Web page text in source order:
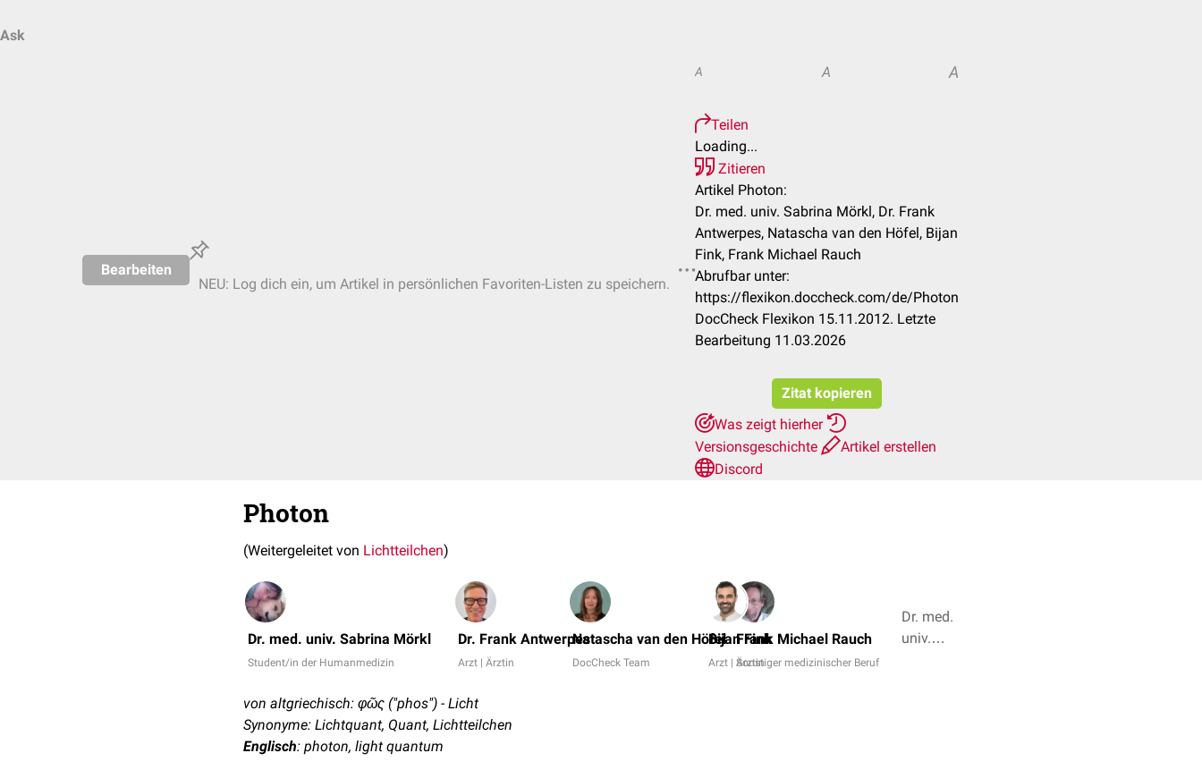
Ask
Bearbeiten
NEU: Log dich ein, um Artikel in persönlichen Favoriten-Listen zu speichern.
A A A
Teilen
Loading...
Zitieren
Artikel Photon:
Dr. med. univ. Sabrina Mörkl, Dr. Frank
Antwerpes, Natascha van den Höfel, Bijan
Fink, Frank Michael Rauch
Abrufbar unter:
https://flexikon.doccheck.com/de/Photon
DocCheck Flexikon 15.11.2012. Letzte
Bearbeitung 11.03.2026
Zitat kopieren
Was zeigt hierher
Versionsgeschichte
Artikel erstellen
Discord
Photon
(Weitergeleitet von Lichtteilchen)
Dr. med. univ. Sabrina Mörkl
Student/in der Humanmedizin
Dr. Frank Antwerpes
Arzt | Ärztin
Natascha van den Höfel
DocCheck Team
Bijan Fink
Arzt | Ärztin
Frank Michael Rauch
Sonstiger medizinischer Beruf
Dr. med.
univ.
von altgriechisch: φῶς ("phos") - Licht
Synonyme: Lichtquant, Quant, Lichtteilchen
Englisch: photon, light quantum